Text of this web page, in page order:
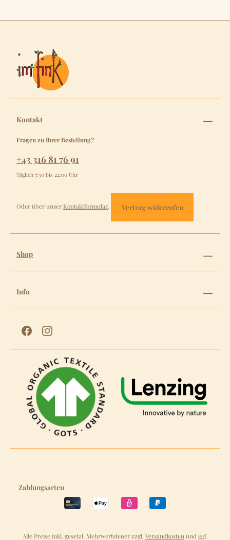
Kontakt
Fragen zu Ihrer Bestellung?
+43 316 81 76 91
Täglich 7:30 bis 22:00 Uhr
Oder über unser Kontaktformular. Vertrag widerrufen
Shop
Info
Zahlungsarten
Alle Preise inkl. gesetzl. Mehrwertsteuer zzgl. Versandkosten und ggf.